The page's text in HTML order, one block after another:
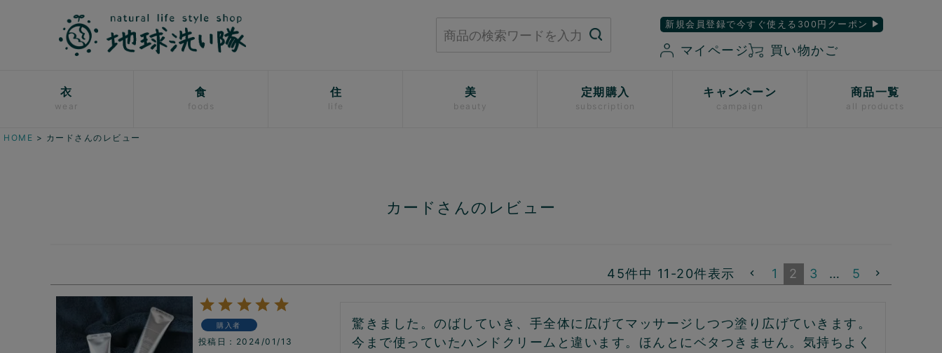
新規会員登録で今すぐ使える300円クーポン
マイページ 買い物かご
衣
wear
食
foods
住
life
美
beauty
定期購入
subscription
キャンペーン
campaign
商品一覧
all products
HOME カードさんのレビュー
カードさんのレビュー
45件中 11 -20件表示 1 2 3 … 5
購入者
投稿日 2024/01/13
驚きました。のばしていき、手全体に広げてマッサージしつつ塗り広げていきます。
今まで使っていたハンドクリームと違います。ほんとにベタつきません。気持ちよく